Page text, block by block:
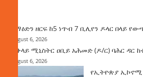
ከማዕድን ዘርፍ ከ5 ነጥብ 7 ቢሊየን ዶላር በላይ
August 6, 2026
ጠቅላይ ሚኒስትር ዐቢይ አሕመድ (ዶ/ር) ባሕር ዳር
August 6, 2026
የኢትዮጵያ ኢኮኖሚ